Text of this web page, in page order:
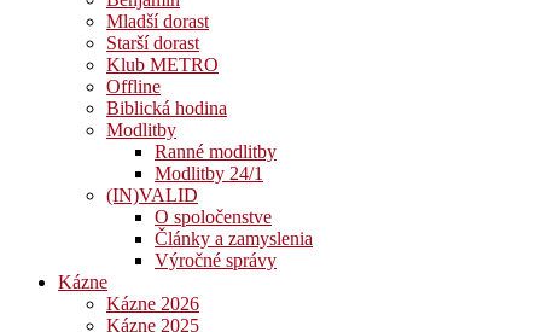
Mladší dorast
Starší dorast
Klub METRO
Offline
Biblická hodina
Modlitby
Ranné modlitby
Modlitby 24/1
(IN)VALID
O spoločenstve
Články a zamyslenia
Výročné správy
Kázne
Kázne 2026
Kázne 2025